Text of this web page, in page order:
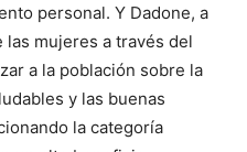
personal. Y Dadone, a
mujeres a través del
a la población sobre la
y las buenas
la categoría